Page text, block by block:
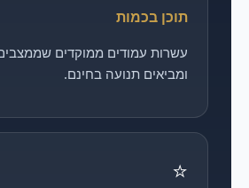
תוכן בכמות
עשרות עמודים ממוקדים
ומביאים תנועה בחינם.
⭐